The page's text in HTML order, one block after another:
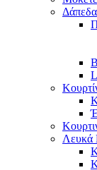
Δάπεδα
Λευκά